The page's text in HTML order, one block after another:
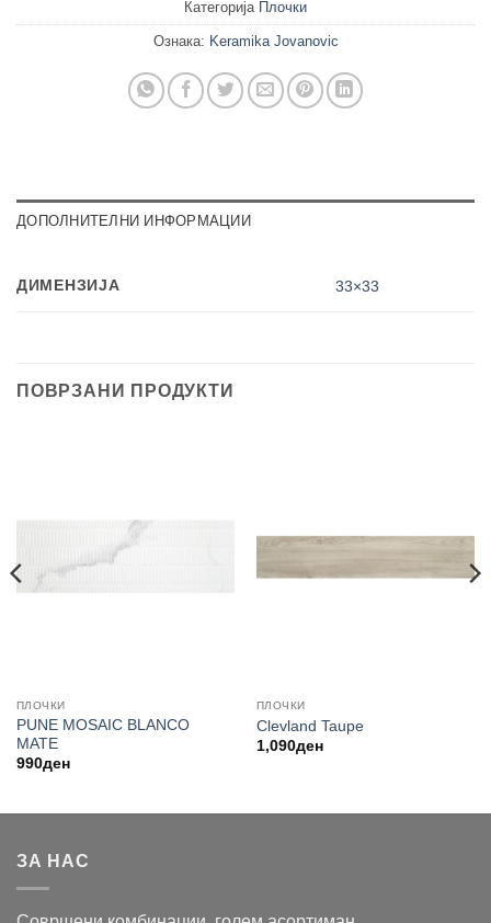
Категорија Плочки
Ознака: Keramika Jovanovic
ДОПОЛНИТЕЛНИ ИНФОРМАЦИИ
ДИМЕНЗИЈА 33×33
ПОВРЗАНИ ПРОДУКТИ
ПЛОЧКИ
PUNE MOSAIC BLANCO
MATE
990ден
ПЛОЧКИ
Clevland Taupe
1,090ден
ЗА НАС